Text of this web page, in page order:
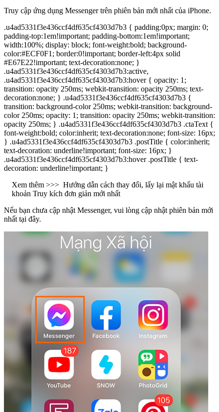
Truy cập ứng dụng Messenger trên phiên bản mới nhất của iPhone.
.u4ad5331f3e436ccf4df635cf4303d7b3 { padding:0px; margin: 0;
padding-top:1em!important; padding-bottom:1em!important;
width:100%; display: block; font-weight:bold; background-
color:#ECF0F1; border:0!important; border-left:4px solid
#E67E22!important; text-decoration:none; }
.u4ad5331f3e436ccf4df635cf4303d7b3:active,
.u4ad5331f3e436ccf4df635cf4303d7b3:hover { opacity: 1;
transition: opacity 250ms; webkit-transition: opacity 250ms; text-
decoration:none; } .u4ad5331f3e436ccf4df635cf4303d7b3 {
transition: background-color 250ms; webkit-transition: background-
color 250ms; opacity: 1; transition: opacity 250ms; webkit-transition:
opacity 250ms; } .u4ad5331f3e436ccf4df635cf4303d7b3 .ctaText {
font-weight:bold; color:inherit; text-decoration:none; font-size: 16px;
} .u4ad5331f3e436ccf4df635cf4303d7b3 .postTitle { color:inherit;
text-decoration: underline!important; font-size: 16px; }
.u4ad5331f3e436ccf4df635cf4303d7b3:hover .postTitle { text-
decoration: underline!important; }
Xem thêm >>> Hướng dẫn cách thay đổi, lấy lại mật khẩu tài
khoản Truy kích đơn giản mới nhất
Nếu bạn chưa cập nhật Messenger, vui lòng cập nhật phiên bản mới
nhất tại đây.